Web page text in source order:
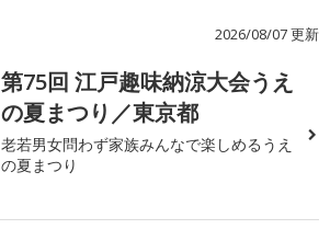
2026/08/07 更新
第75回 江戸趣味納涼大会うえ
の夏まつり／東京都
老若男女問わず家族みんなで楽しめるうえ
の夏まつり